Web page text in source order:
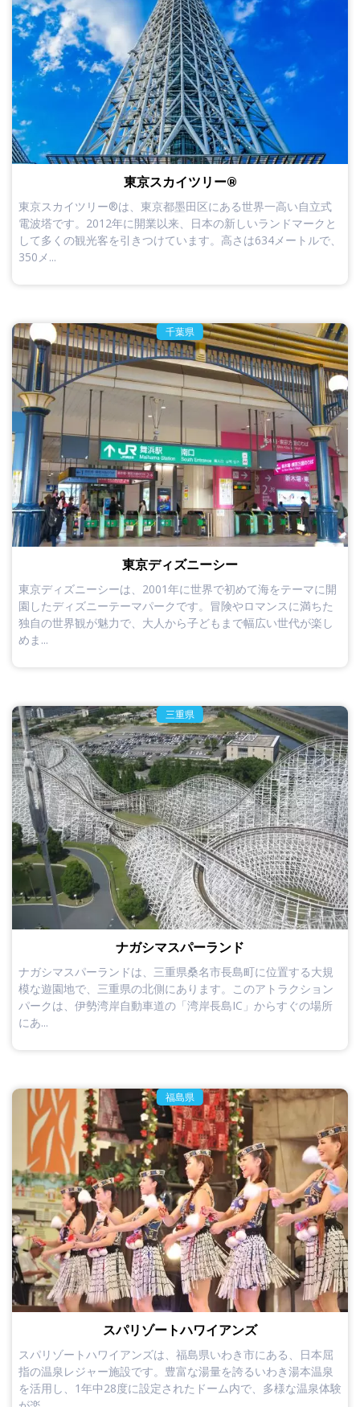
東京スカイツリー®
東京スカイツリー®は、東京都墨田区にある世界一高い自立式
電波塔です。2012年に開業以来、日本の新しいランドマークと
して多くの観光客を引きつけています。高さは634メートルで、
350メ...
千葉県
東京ディズニーシー
東京ディズニーシーは、2001年に世界で初めて海をテーマに開
園したディズニーテーマパークです。冒険やロマンスに満ちた
独自の世界観が魅力で、大人から子どもまで幅広い世代が楽し
めま...
三重県
ナガシマスパーランド
ナガシマスパーランドは、三重県桑名市長島町に位置する大規
模な遊園地で、三重県の北側にあります。このアトラクション
パークは、伊勢湾岸自動車道の「湾岸長島IC」からすぐの場所
にあ...
福島県
スパリゾートハワイアンズ
スパリゾートハワイアンズは、福島県いわき市にある、日本屈
指の温泉レジャー施設です。豊富な湯量を誇るいわき湯本温泉
を活用し、1年中28度に設定されたドーム内で、多様な温泉体験